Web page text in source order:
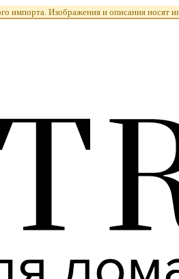
импорта. Изображения и описания носят